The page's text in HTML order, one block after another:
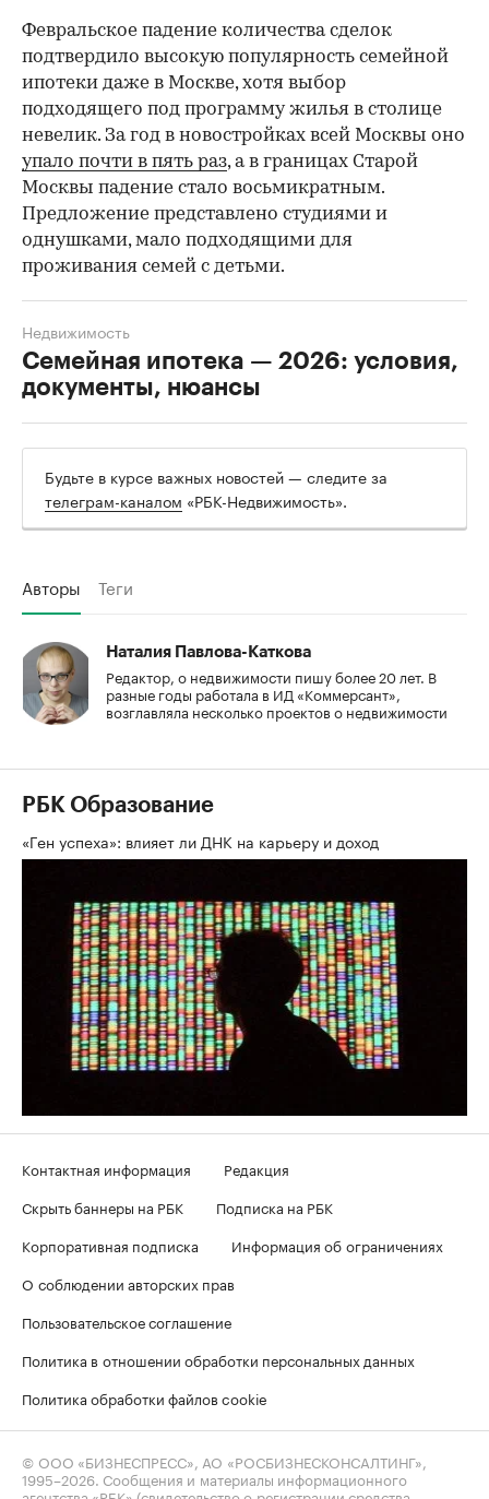
Февральское падение количества сделок
подтвердило высокую популярность семейной
ипотеки даже в Москве, хотя выбор
подходящего под программу жилья в столице
невелик. За год в новостройках всей Москвы оно
упало почти в пять раз, а в границах Старой
Москвы падение стало восьмикратным.
Предложение представлено студиями и
однушками, мало подходящими для
проживания семей с детьми.
Семейная ипотека — 2026: условия,
документы, нюансы
Недвижимость
Будьте в курсе важных новостей — следите за
телеграм-каналом «РБК-Недвижимость».
Авторы Теги
Наталия Павлова-Каткова
Редактор, о недвижимости пишу более 20 лет. В
разные годы работала в ИД «Коммерсант»,
возглавляла несколько проектов о недвижимости
РБК Образование
«Ген успеха»: влияет ли ДНК на карьеру и доход
Контактная информация
Редакция
Скрыть баннеры на РБК
Подписка на РБК
Корпоративная подписка
Информация об ограничениях
О соблюдении авторских прав
Пользовательское соглашение
Политика в отношении обработки персональных данных
Политика обработки файлов cookie
© ООО «БИЗНЕСПРЕСС», АО «РОСБИЗНЕСКОНСАЛТИНГ»,
1995–2026 . Сообщения и материалы информационного